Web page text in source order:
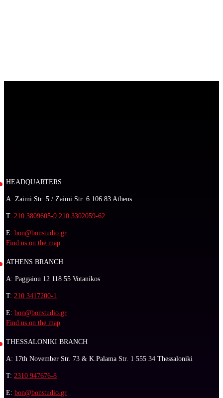
HEADQUARTERS
A: Zaimi Str. 5 / Zaimi Str. 6 106 83 Athens
T: 210 3809605-9 210 3302059-62
E:bon@bonstudio.gr
Find us on the map
ATHENS BRANCH
A: Paggaiou 12 118 55 Votanikos
T: 210 3417200-1
E:bon@bonstudio.gr
Find us on the map
THESSALONIKI BRANCH
A: 17th November Str. 73 & K.Palama Str. 1 555 34 Thessaloniki
T: 2310 947676-8
E:bon@bonstudio.gr